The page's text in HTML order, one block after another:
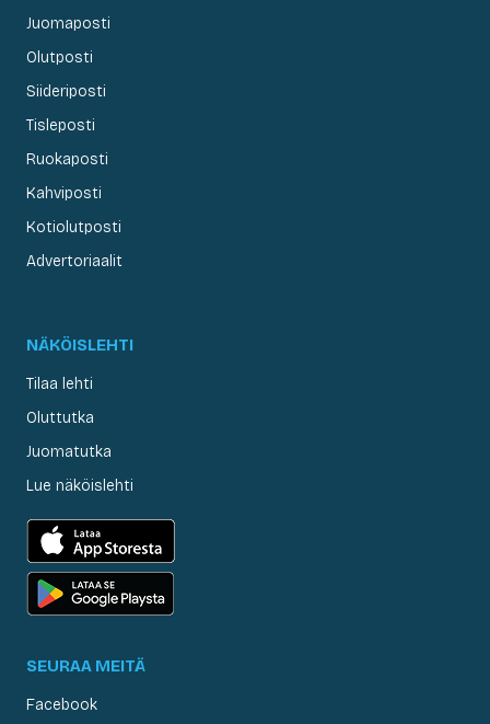
Juomaposti
Olutposti
Siideriposti
Tisleposti
Ruokaposti
Kahviposti
Kotiolutposti
Advertoriaalit
NÄKÖISLEHTI
Tilaa lehti
Oluttutka
Juomatutka
Lue näköislehti
SEURAA MEITÄ
Facebook